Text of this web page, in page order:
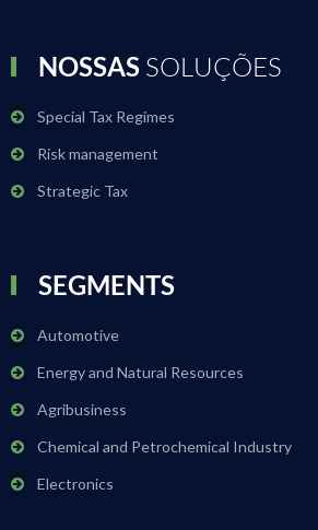
NOSSAS SOLUÇÕES
Special Tax Regimes
Risk management
Strategic Tax
SEGMENTS
Automotive
Energy and Natural Resources
Agribusiness
Chemical and Petrochemical Industry
Electronics